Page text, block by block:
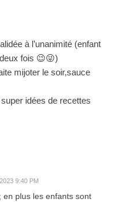
à l’unanimité (enfant
fois 😉😜)
mijoter le soir,sauce
idées de recettes
9:40 PM
en plus les enfants sont